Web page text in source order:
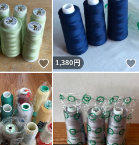
いいね！
1,380円